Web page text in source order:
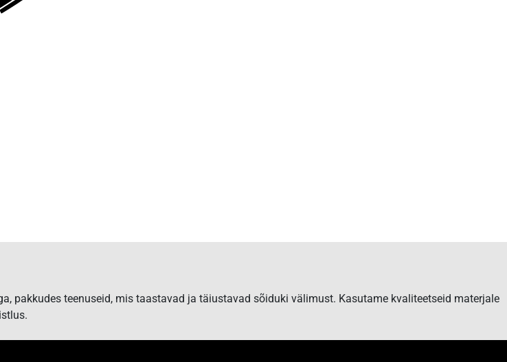
pakkudes teenuseid, mis taastavad ja täiustavad sõiduki välimust. Kasutame kvaliteetseid materjale